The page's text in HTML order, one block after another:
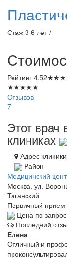
Стаж 3 6 лет /
Рейтинг 4.52★★★
★★★★★
Отзывов
7
Этот врач
клиниках
Адрес клиники
Район
Медицинский
Москва, ул.
Таганский
Первичный прием
Цена по
Последний
Елена
Отличный и